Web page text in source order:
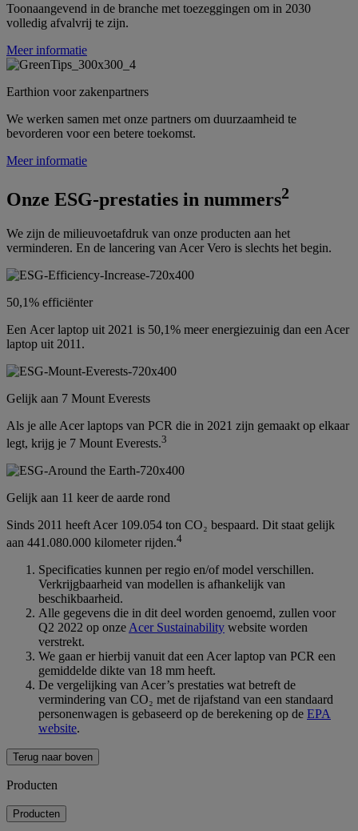
Toonaangevend in de branche met toezeggingen om in 2030
volledig afvalvrij te zijn.
Meer informatie
Earthion voor zakenpartners
We werken samen met onze partners om duurzaamheid te
bevorderen voor een betere toekomst.
Meer informatie
Onze ESG-prestaties in nummers2
We zijn de milieuvoetafdruk van onze producten aan het
verminderen. En de lancering van Acer Vero is slechts het begin.
50,1% efficiënter
Een Acer laptop uit 2021 is 50,1% meer energiezuinig dan een Acer
laptop uit 2011.
Gelijk aan 7 Mount Everests
Als je alle Acer laptops van PCR die in 2021 zijn gemaakt op elkaar
legt, krijg je 7 Mount Everests.3
Gelijk aan 11 keer de aarde rond
Sinds 2011 heeft Acer 109.054 ton CO₂ bespaard. Dit staat gelijk
aan 441.080.000 kilometer rijden.4
Specificaties kunnen per regio en/of model verschillen.
Verkrijgbaarheid van modellen is afhankelijk van
beschikbaarheid.
Alle gegevens die in dit deel worden genoemd, zullen voor
Q2 2022 op onzeAcer Sustainability website worden
verstrekt.
We gaan er hierbij vanuit dat een Acer laptop van PCR een
gemiddelde dikte van 18 mm heeft.
De vergelijking van Acer’s prestaties wat betreft de
vermindering van CO₂ met de rijafstand van een standaard
personenwagen is gebaseerd op de berekening op de EPA
website.
Terug naar boven
Producten
Producten